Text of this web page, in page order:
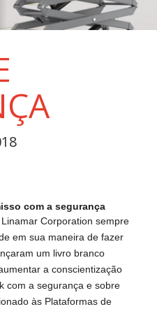
com a segurança
Corporation sempre
em sua maneira de fazer
um livro branco
a conscientização
com a segurança e sobre
às Plataformas de